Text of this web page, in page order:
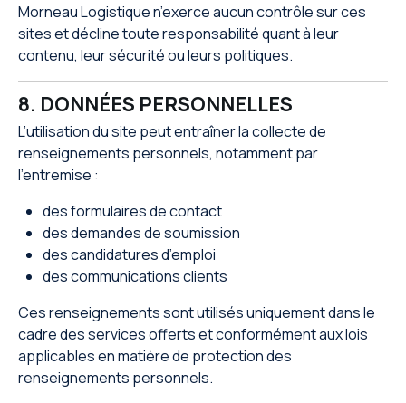
Morneau Logistique n’exerce aucun contrôle sur ces
sites et décline toute responsabilité quant à leur
contenu, leur sécurité ou leurs politiques.
8. DONNÉES PERSONNELLES
L’utilisation du site peut entraîner la collecte de
renseignements personnels, notamment par
l’entremise :
des formulaires de contact
des demandes de soumission
des candidatures d’emploi
des communications clients
Ces renseignements sont utilisés uniquement dans le
cadre des services offerts et conformément aux lois
applicables en matière de protection des
renseignements personnels.